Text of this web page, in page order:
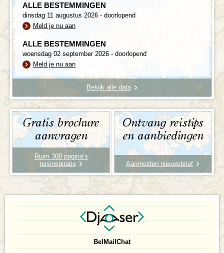
ALLE BESTEMMINGEN
dinsdag 11 augustus 2026 - doorlopend
Meld je nu aan
ALLE BESTEMMINGEN
woensdag 02 september 2026 - doorlopend
Meld je nu aan
Bekijk alle data
Gratis brochure
aanvragen
Ruim 300 pagina’s
reisinspiratie
Ontvang reistips
en aanbiedingen
Aanmelden nieuwsbrief
Bel Mail Chat